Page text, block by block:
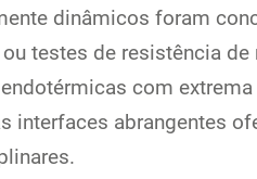
dinâmicos foram
testes de resistência
com
interfaces abrangentes